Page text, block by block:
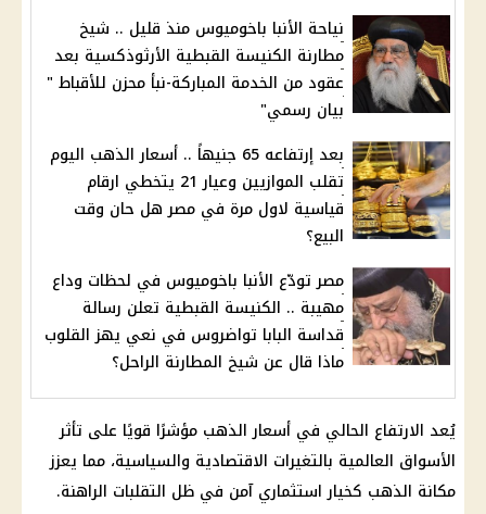
نياحة الأنبا باخوميوس منذ قليل .. شيخ
مطارنة الكنيسة القبطية الأرثوذكسية بعد
عقود من الخدمة المباركة-نبأ محزن للأقباط "
بيان رسمي"
بعد إرتفاعه 65 جنيهاً .. أسعار الذهب اليوم
تقلب الموازيين وعيار 21 يتخطي ارقام
قياسية لاول مرة في مصر هل حان وقت
البيع؟
مصر تودّع الأنبا باخوميوس في لحظات وداع
مهيبة .. الكنيسة القبطية تعلن رسالة
قداسة البابا تواضروس في نعي يهز القلوب
ماذا قال عن شيخ المطارنة الراحل؟
يُعد الارتفاع الحالي في أسعار الذهب مؤشرًا قويًا على تأثر
الأسواق العالمية بالتغيرات الاقتصادية والسياسية، مما يعزز
مكانة الذهب كخيار استثماري آمن في ظل التقلبات الراهنة.